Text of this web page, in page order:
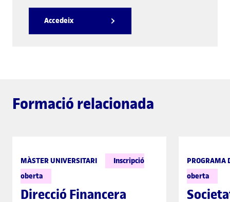
Accedeix
Formació relacionada
MÀSTER UNIVERSITARI
Inscripció
oberta
Direcció Financera
PROGRAMA
oberta